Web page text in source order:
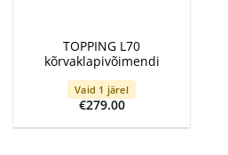
TOPPING L70
kõrvaklapivõimendi
Vaid 1 järel
€279.00